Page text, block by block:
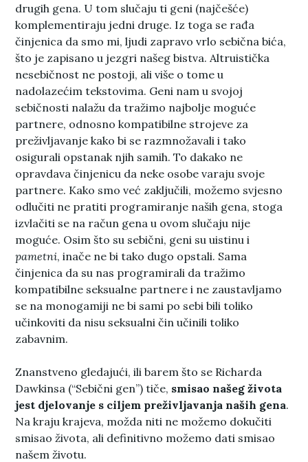
drugih gena. U tom slučaju ti geni (najčešće)
komplementiraju jedni druge. Iz toga se rađa
činjenica da smo mi, ljudi zapravo vrlo sebična bića,
što je zapisano u jezgri našeg bistva. Altruistička
nesebičnost ne postoji, ali više o tome u
nadolazećim tekstovima. Geni nam u svojoj
sebičnosti nalažu da tražimo najbolje moguće
partnere, odnosno kompatibilne strojeve za
preživljavanje kako bi se razmnožavali i tako
osigurali opstanak njih samih. To dakako ne
opravdava činjenicu da neke osobe varaju svoje
partnere. Kako smo već zaključili, možemo svjesno
odlučiti ne pratiti programiranje naših gena, stoga
izvlačiti se na račun gena u ovom slučaju nije
moguće. Osim što su sebični, geni su uistinu i
pametni, inače ne bi tako dugo opstali. Sama
činjenica da su nas programirali da tražimo
kompatibilne seksualne partnere i ne zaustavljamo
se na monogamiji ne bi sami po sebi bili toliko
učinkoviti da nisu seksualni čin učinili toliko
zabavnim.
Znanstveno gledajući, ili barem što se Richarda
Dawkinsa (“Sebični gen”) tiče, smisao našeg života
jest djelovanje s ciljem preživljavanja naših gena.
Na kraju krajeva, možda niti ne možemo dokučiti
smisao života, ali definitivno možemo dati smisao
našem životu.